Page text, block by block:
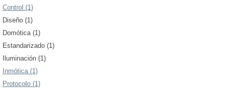
Control (1)
Diseño (1)
Domótica (1)
Estandarizado (1)
Iluminación (1)
Inmótica (1)
Protocolo (1)